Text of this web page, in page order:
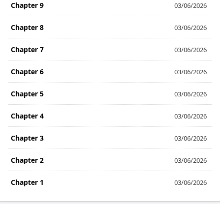
Chapter 9 03/06/2026
Chapter 8 03/06/2026
Chapter 7 03/06/2026
Chapter 6 03/06/2026
Chapter 5 03/06/2026
Chapter 4 03/06/2026
Chapter 3 03/06/2026
Chapter 2 03/06/2026
Chapter 1 03/06/2026